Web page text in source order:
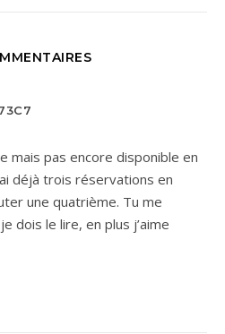
mais pas encore disponible en
déjà trois réservations en
une quatrième. Tu me
dois le lire, en plus j’aime